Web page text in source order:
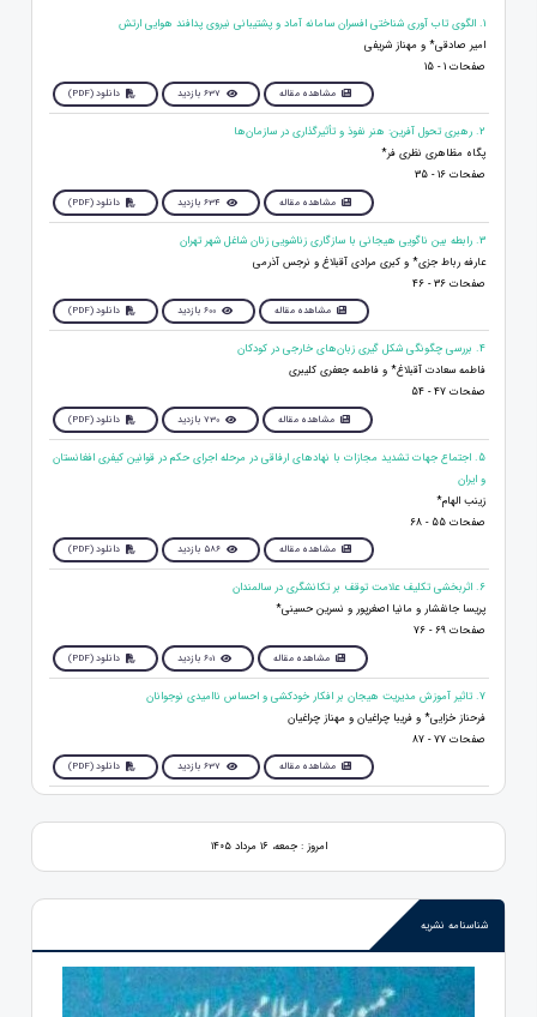
1. الگوی تاب آوری شناختی افسران سامانه آماد و پشتیبانی نیروی پدافند هوایی ارتش
امیر صادقی* و مهناز شریفی
صفحات 1 - 15
مشاهده مقاله 637 بازدید دانلود (PDF)
2. رهبری تحول آفرین: هنر نفوذ و تأثیرگذاری در سازمان‌ها
پگاه مظاهری نظری فر*
صفحات 16 - 35
مشاهده مقاله 634 بازدید دانلود (PDF)
3. رابطه بین ناگویی هیجانی با سازگاری زناشویی زنان شاغل شهر تهران
عارفه رباط جزی* و کبری مرادی آقبلاغ و نرجس آذرمی
صفحات 36 - 46
مشاهده مقاله 600 بازدید دانلود (PDF)
4. بررسی چگونگی شکل گیری زبان‌های خارجی در کودکان
فاطمه سعادت آقبلاغ* و فاطمه جعفری کلیبری
صفحات 47 - 54
مشاهده مقاله 730 بازدید دانلود (PDF)
5. اجتماع جهات تشدید مجازات با نهادهای ارفاقی در مرحله اجرای حکم در قوانین کیفری افغانستان
و ایران
زینب الهام*
صفحات 55 - 68
مشاهده مقاله 586 بازدید دانلود (PDF)
6. اثربخشی تکلیف علامت توقف بر تکانشگری در سالمندان
پریسا جانفشار و مانیا اصغرپور و نسرین حسینی*
صفحات 69 - 76
مشاهده مقاله 601 بازدید دانلود (PDF)
7. تاثیر آموزش مدیریت هیجان بر افکار خودکشی و احساس ناامیدی نوجوانان
فرحناز خزایی* و فریبا چراغیان و مهناز چراغیان
صفحات 77 - 87
مشاهده مقاله 637 بازدید دانلود (PDF)
امروز : جمعه، ۱۶ مرداد ۱۴۰۵
شناسنامه نشریه